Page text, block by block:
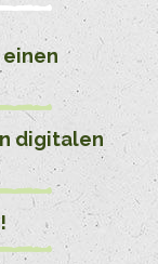
einen
digitalen